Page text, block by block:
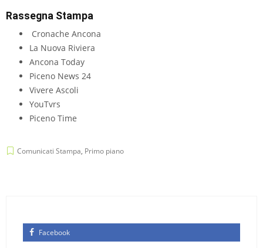
Rassegna Stampa
Cronache Ancona
La Nuova Riviera
Ancona Today
Piceno News 24
Vivere Ascoli
YouTvrs
Piceno Time
Comunicati Stampa, Primo piano
Facebook